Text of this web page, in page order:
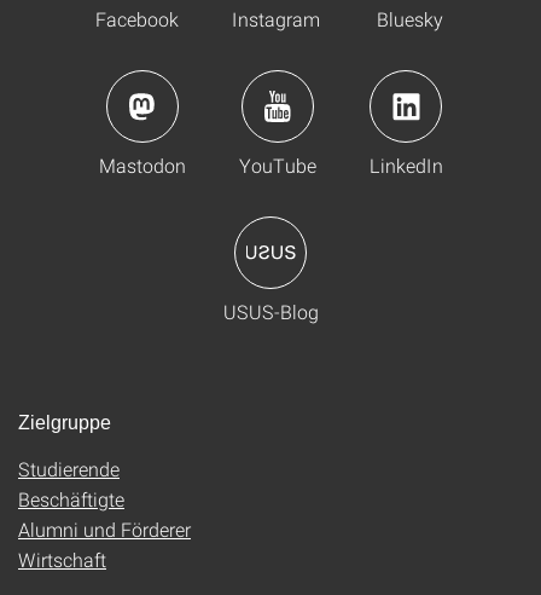
Facebook Instagram Bluesky
Mastodon YouTube LinkedIn
USUS-Blog
Zielgruppe
Studierende
Beschäftigte
Alumni und Förderer
Wirtschaft